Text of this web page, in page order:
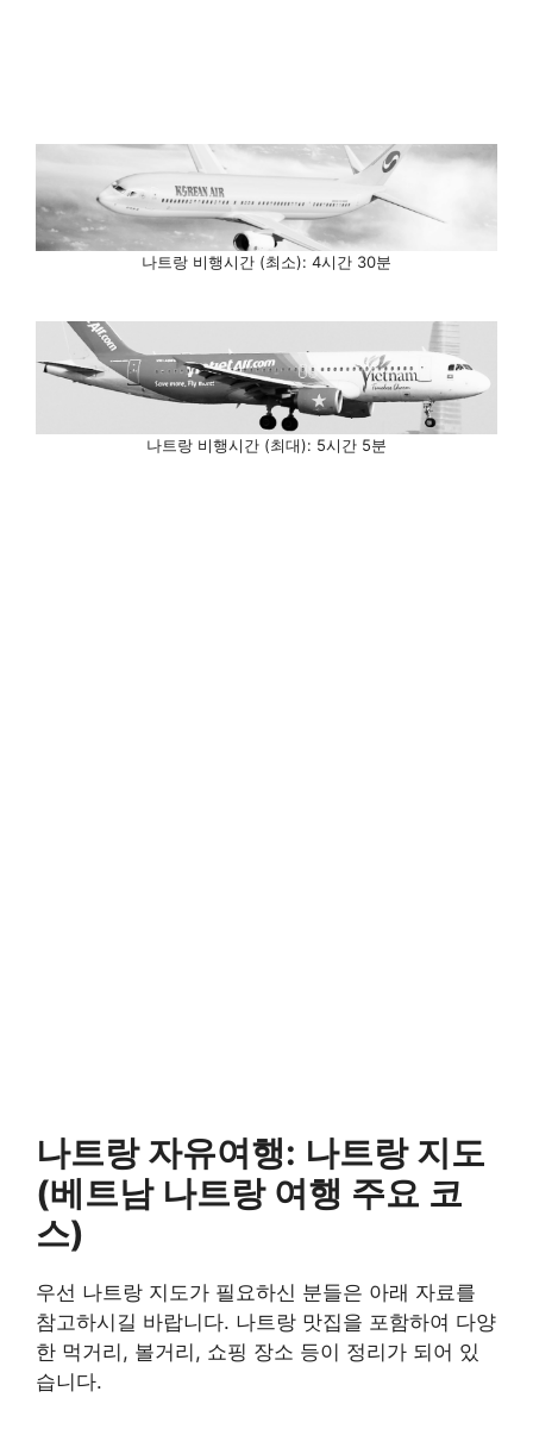
나트랑 비행시간 (최소): 4시간 30분
나트랑 비행시간 (최대): 5시간 5분
나트랑 자유여행: 나트랑 지도
(베트남 나트랑 여행 주요 코
스)
우선 나트랑 지도가 필요하신 분들은 아래 자료를
참고하시길 바랍니다. 나트랑 맛집을 포함하여 다양
한 먹거리, 볼거리, 쇼핑 장소 등이 정리가 되어 있
습니다.